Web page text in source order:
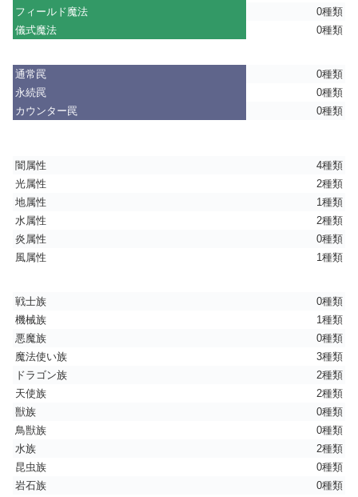
フィールド魔法
0種類
儀式魔法
0種類
通常罠
0種類
永続罠
0種類
カウンター罠
0種類
闇属性
4種類
光属性
2種類
地属性
1種類
水属性
2種類
炎属性
0種類
風属性
1種類
戦士族
0種類
機械族
1種類
悪魔族
0種類
魔法使い族
3種類
ドラゴン族
2種類
天使族
2種類
獣族
0種類
鳥獣族
0種類
水族
2種類
昆虫族
0種類
岩石族
0種類